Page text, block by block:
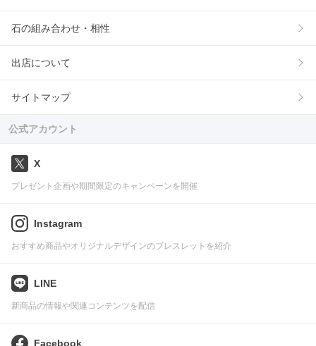
石の組み合わせ・相性
出店について
サイトマップ
公式アカウント
X
プレゼント企画や期間限定のキャンペーンを開催
Instagram
おすすめ商品やオリジナルデザインのブレスレットを紹介
LINE
新商品の情報や関連コンテンツを配信
Facebook